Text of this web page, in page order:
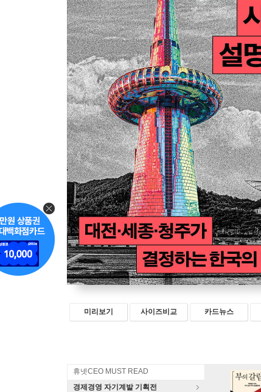
미리보기 사이즈비교 카드뉴스
휴넷CEO MUST READ
경제경영 자기계발 기획전